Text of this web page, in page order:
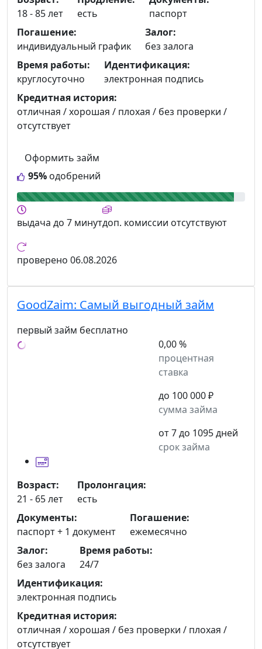
95% одобрений
Оформить займ
18 - 85 лет
есть
паспорт
Погашение:
индивидуальный график
Залог:
без залога
Время работы:
круглосуточно
Идентификация:
электронная подпись
Кредитная история:
отличная / хорошая / плохая / без проверки /
отсутствует
выдача до 7 минутдоп. комиссии отсутствуют
проверено 06.08.2026
GoodZaim: Самый выгодный займ
первый займ бесплатно
0,00 %
процентная
ставка
до 100 000 ₽
сумма займа
от 7 до 1095 дней
срок займа
Возраст:
21 - 65 лет
Пролонгация:
есть
Документы:
паспорт + 1 документ
Погашение:
ежемесячно
Залог:
без залога
Время работы:
24/7
Идентификация:
электронная подпись
Кредитная история:
отличная / хорошая / без проверки / плохая /
отсутствует